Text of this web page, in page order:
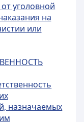
уголовной
на
или
назначаемых